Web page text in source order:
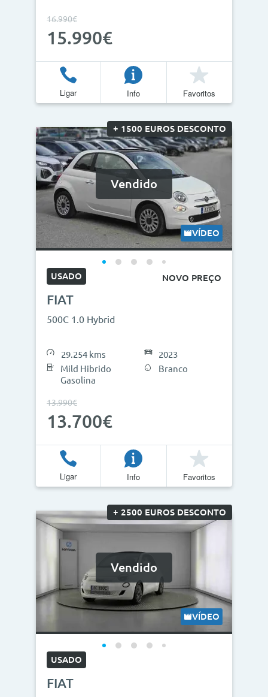
16.990€
15.990€
Ligar Info Favoritos
+ 1500 EUROS DESCONTO
Vendido
VÍDEO
USADO NOVO PREÇO
FIAT
500C 1.0 Hybrid
29.254 kms
Mild Hibrido
Gasolina
2023
Branco
13.990€
13.700€
Ligar Info Favoritos
+ 2500 EUROS DESCONTO
Vendido
VÍDEO
USADO
FIAT